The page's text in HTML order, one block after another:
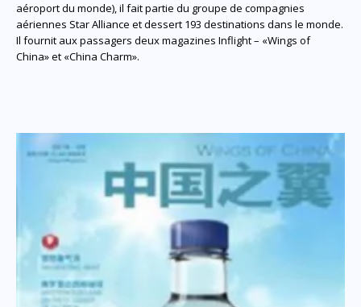
aéroport du monde), il fait partie du groupe de compagnies
aériennes Star Alliance et dessert 193 destinations dans le monde.
Il fournit aux passagers deux magazines Inflight – «Wings of
China» et «China Charm».